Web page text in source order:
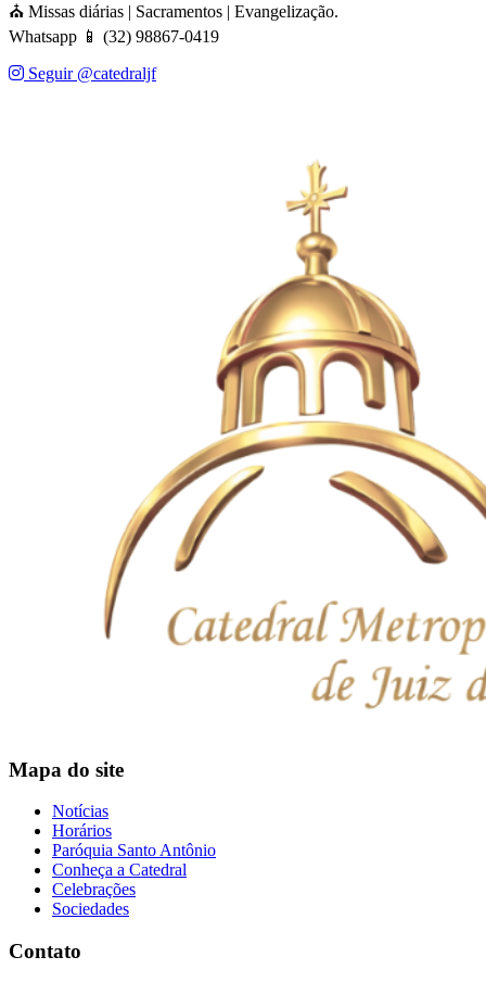
⛪ Missas diárias | Sacramentos | Evangelização.
Whatsapp 📱 (32) 98867-0419
Seguir @catedraljf
Mapa do site
Notícias
Horários
Paróquia Santo Antônio
Conheça a Catedral
Celebrações
Sociedades
Contato